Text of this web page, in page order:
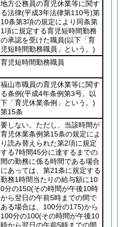
地方公務員の育児休業等に関す
る法律(平成3年法律第110号)第
10条第3項の規定により同条第
1項に規定する育児短時間勤務
の承認を受けた職員(以下「育
児短時間勤務職員」という。)
育児短時間勤務職員
福山市職員の育児休業等に関す
る条例(平成4年条例第3号。以
下「育児休業条例」という。)
第15条
要しない。ただし、当該時間が
育児休業条例第15条の規定によ
り読み替えられた第2項に規定
する7時間45分に達するまでの
間の勤務に係る時間である場合
にあっては、第21条に規定する
勤務1時間当たりの給与額に10
0分の150(その時間が午後10時
から翌日の午前5時までの間で
ある場合は、100分の175)から
100分の100(その時間が午後10
時から翌日の午前5時までの間